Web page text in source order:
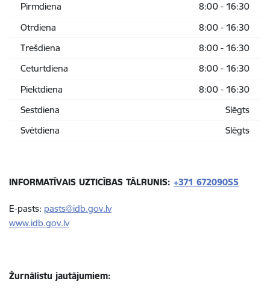
Pirmdiena
8:00 - 16:30
Otrdiena
8:00 - 16:30
Trešdiena
8:00 - 16:30
Ceturtdiena
8:00 - 16:30
Piektdiena
8:00 - 16:30
Sestdiena
Slēgts
Svētdiena
Slēgts
INFORMATĪVAIS UZTICĪBAS TĀLRUNIS: +371 67209055
E-pasts: pasts@idb.gov.lv
www.idb.gov.lv
Žurnālistu jautājumiem: